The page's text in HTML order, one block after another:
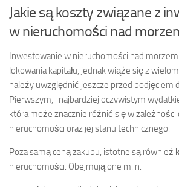
Jakie są koszty związane z
w nieruchomości nad
Inwestowanie w nieruchomości nad
lokowania kapitału, jednak wiąże się z
należy uwzględnić jeszcze przed podjęciem
Pierwszym, i najbardziej oczywistym
która może znacznie różnić się w zależności
nieruchomości oraz jej stanu technicznego.
Poza samą ceną zakupu, istotne są również
nieruchomości. Obejmują one m.in.